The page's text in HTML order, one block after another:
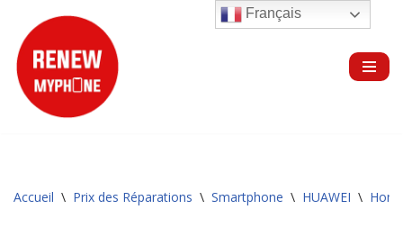
Aller
au
contenu
Accueil \ Prix des Réparations \ Smartphone \ HUAWEI \
Français